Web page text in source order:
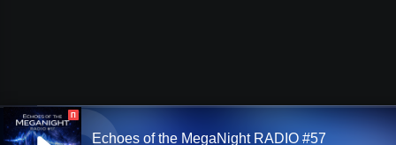
П
Echoes of the MegaNight RADIO #57